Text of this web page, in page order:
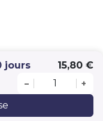
jours 15,80 €
– +